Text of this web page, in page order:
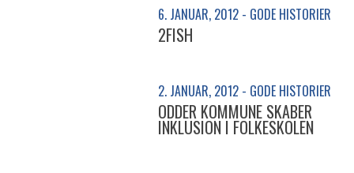
6. JANUAR, 2012 - GODE HISTORIER
2FISH
2. JANUAR, 2012 - GODE HISTORIER
ODDER KOMMUNE SKABER
INKLUSION I FOLKESKOLEN